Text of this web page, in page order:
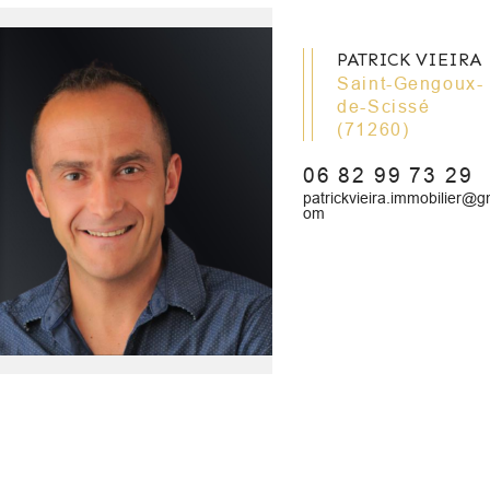
PATRICK VIEIRA
Saint-Gengoux-
de-Scissé
(71260)
06 82 99 73 29
om